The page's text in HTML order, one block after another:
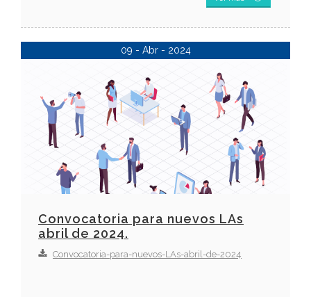
09 - Abr - 2024
Convocatoria para nuevos LAs
abril de 2024.
Convocatoria-para-nuevos-LAs-abril-de-2024